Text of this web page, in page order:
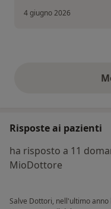
4 giugno 2026
Risposte ai pazienti
ha risposto a 11
MioDottore
Salve Dottori, nell'ultimo